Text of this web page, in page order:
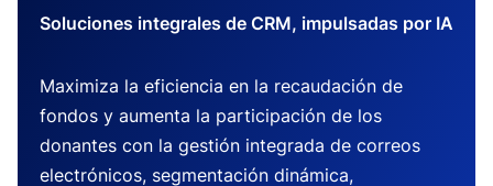
Soluciones integrales de CRM, impulsadas por IA
Maximiza la eficiencia en la recaudación de
fondos y aumenta la participación de los
donantes con la gestión integrada de correos
electrónicos, segmentación dinámica,